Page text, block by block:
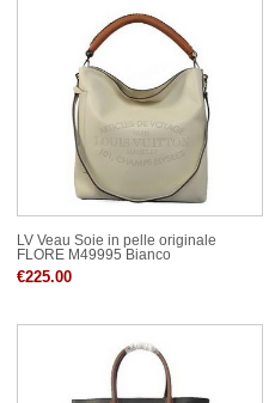
LV Veau Soie in pelle originale
FLORE M49995 Bianco
€225.00